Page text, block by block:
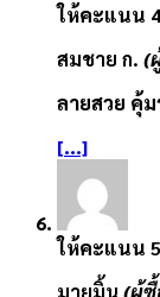
ให้คะแนน 4
สมชาย ก. (
ลายสวย คุ้
[...]
ให้คะแนน 5
มายมิ้น (ผู้ซื้